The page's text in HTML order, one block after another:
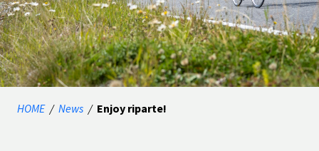
HOME / News / Enjoy riparte!